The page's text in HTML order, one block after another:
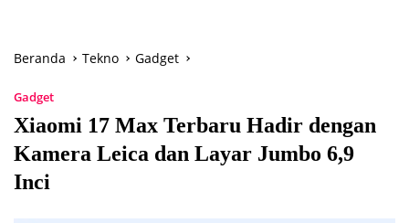
Beranda Tekno Gadget
Gadget
Xiaomi 17 Max Terbaru Hadir dengan
Kamera Leica dan Layar Jumbo 6,9
Inci